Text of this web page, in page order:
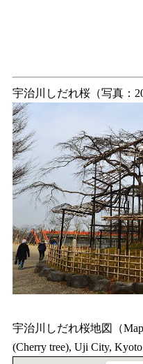
宇治川しだれ桜（写真：
宇治川しだれ桜地図（Map
(Cherry tree), Uji City, Kyoto